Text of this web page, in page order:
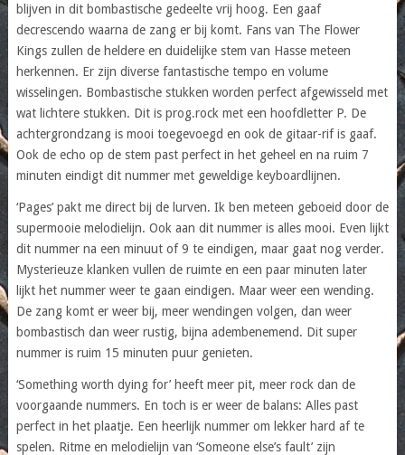
blijven in dit bombastische gedeelte vrij hoog. Een gaaf
decrescendo waarna de zang er bij komt. Fans van The Flower
Kings zullen de heldere en duidelijke stem van Hasse meteen
herkennen. Er zijn diverse fantastische tempo en volume
wisselingen. Bombastische stukken worden perfect afgewisseld met
wat lichtere stukken. Dit is prog.rock met een hoofdletter P. De
achtergrondzang is mooi toegevoegd en ook de gitaar-rif is gaaf.
Ook de echo op de stem past perfect in het geheel en na ruim 7
minuten eindigt dit nummer met geweldige keyboardlijnen.
‘Pages’ pakt me direct bij de lurven. Ik ben meteen geboeid door de
supermooie melodielijn. Ook aan dit nummer is alles mooi. Even lijkt
dit nummer na een minuut of 9 te eindigen, maar gaat nog verder.
Mysterieuze klanken vullen de ruimte en een paar minuten later
lijkt het nummer weer te gaan eindigen. Maar weer een wending.
De zang komt er weer bij, meer wendingen volgen, dan weer
bombastisch dan weer rustig, bijna adembenemend. Dit super
nummer is ruim 15 minuten puur genieten.
‘Something worth dying for’ heeft meer pit, meer rock dan de
voorgaande nummers. En toch is er weer de balans: Alles past
perfect in het plaatje. Een heerlijk nummer om lekker hard af te
spelen. Ritme en melodielijn van ‘Someone else’s fault’ zijn